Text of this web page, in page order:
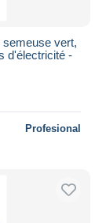
semeuse vert,
d'électricité -
Profesional